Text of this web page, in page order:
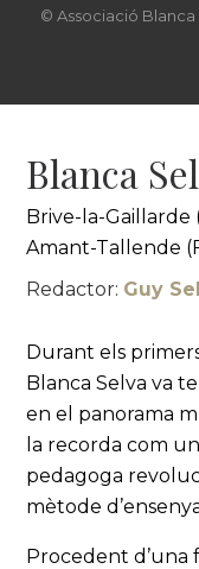
© Associació Blanca
Blanca
Brive-la-Gaillarde
Amant-Tallende
Redactor: Guy
Durant els
Blanca Selva va
en el panorama
la recorda com
pedagoga
mètode
Procedent d’una